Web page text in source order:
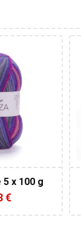
- 25%
420
500
x 100 g
€